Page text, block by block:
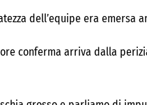
dell’equipe era
conferma arriva dalla